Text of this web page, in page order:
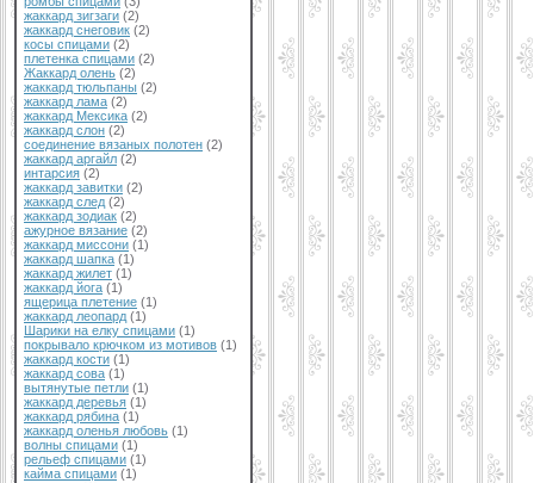
жаккард зигзаги (2)
жаккард снеговик (2)
косы спицами (2)
плетенка спицами (2)
Жаккард олень (2)
жаккард тюльпаны (2)
жаккард лама (2)
жаккард Мексика (2)
жаккард слон (2)
соединение вязаных полотен (2)
жаккард аргайл (2)
интарсия (2)
жаккард завитки (2)
жаккард след (2)
жаккард зодиак (2)
ажурное вязание (2)
жаккард миссони (1)
жаккард шапка (1)
жаккард жилет (1)
жаккард йога (1)
ящерица плетение (1)
жаккард леопард (1)
Шарики на елку спицами (1)
покрывало крючком из мотивов (1)
жаккард кости (1)
жаккард сова (1)
вытянутые петли (1)
жаккард деревья (1)
жаккард рябина (1)
жаккард оленья любовь (1)
волны спицами (1)
рельеф спицами (1)
кайма спицами (1)